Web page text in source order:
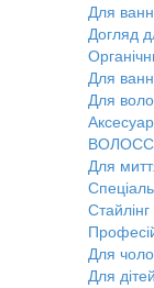
Для
Догляд
Для
Для
Для
Стайлінг
Для
Для дітей